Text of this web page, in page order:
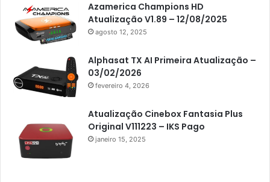
Americabox S305 Plus
Artcom
Athomics
Athomics Eon
Athomics i3
Athomics i3 Bold
Athomics Inspire Qi
Azamerica Champions HD
Atualização V1.89 – 12/08/2025
agosto 12, 2025
Alphasat TX AI Primeira Atualização –
03/02/2026
fevereiro 4, 2026
Atualização Cinebox Fantasia Plus
Original V111223 – IKS Pago
janeiro 15, 2025